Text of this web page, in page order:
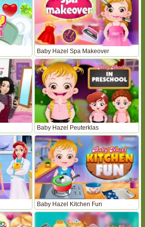
Baby Hazel Spa Makeover
Baby Hazel Peuterklas
Baby Hazel Kitchen Fun